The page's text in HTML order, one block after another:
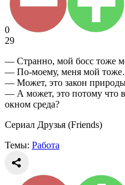
0
29
— Странно, мой босс тоже
— По-моему, меня мой
— Может, это закон
— А может, это потому что
окном среда?
Сериал Друзья (Friends)
Темы: Работа